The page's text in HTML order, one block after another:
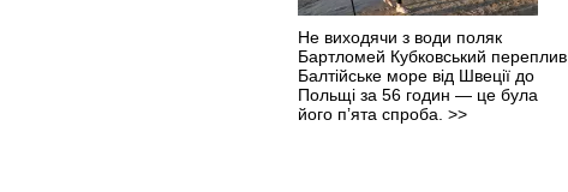
Не виходячи з води поляк
Бартломей Кубковський переплив
Балтійське море від Швеції до
Польщі за 56 годин — це була
його пʼята спроба. >>